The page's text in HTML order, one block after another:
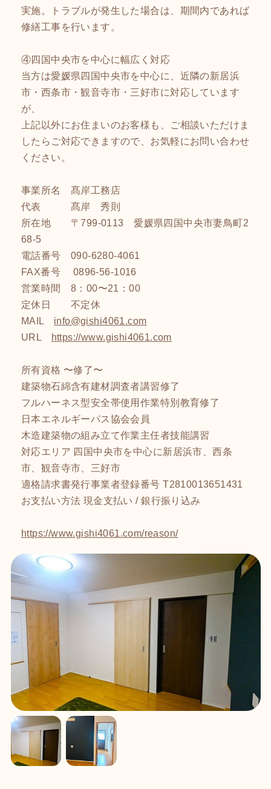
実施。トラブルが発生した場合は、期間内であれば
修繕工事を行います。
④四国中央市を中心に幅広く対応
当方は愛媛県四国中央市を中心に、近隣の新居浜
市・西条市・観音寺市・三好市に対応しています
が、
上記以外にお住まいのお客様も、ご相談いただけま
したらご対応できますので、お気軽にお問い合わせ
ください。
事業所名 髙岸工務店
代表 髙岸 秀則
所在地 〒799-0113 愛媛県四国中央市妻鳥町2
68-5
電話番号 090-6280-4061
FAX番号 0896-56-1016
営業時間 8：00〜21：00
定休日 不定休
MAIL info@gishi4061.com
URL https://www.gishi4061.com
所有資格 〜修了〜
建築物石綿含有建材調査者講習修了
フルハーネス型安全帯使用作業特別教育修了
日本エネルギーパス協会会員
木造建築物の組み立て作業主任者技能講習
対応エリア 四国中央市を中心に新居浜市、西条
市、観音寺市、三好市
適格請求書発行事業者登録番号 T2810013651431
お支払い方法 現金支払い / 銀行振り込み
https://www.gishi4061.com/reason/